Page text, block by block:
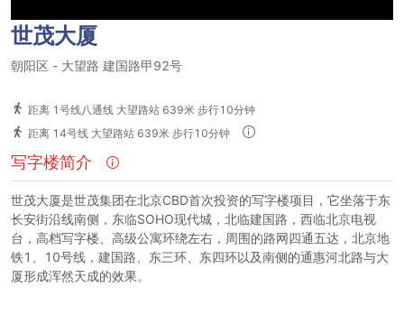
世茂大厦
朝阳区 - 大望路 建国路甲92号
距离 1号线八通线 大望路站 639米 步行10分钟
距离 14号线 大望路站 639米 步行10分钟
写字楼简介
世茂大厦是世茂集团在北京CBD首次投资的写字楼项目，它坐落于东
长安街沿线南侧，东临SOHO现代城，北临建国路，西临北京电视
台，高档写字楼、高级公寓环绕左右，周围的路网四通五达，北京地
铁1、10号线，建国路、东三环、东四环以及南侧的通惠河北路与大
厦形成浑然天成的效果。